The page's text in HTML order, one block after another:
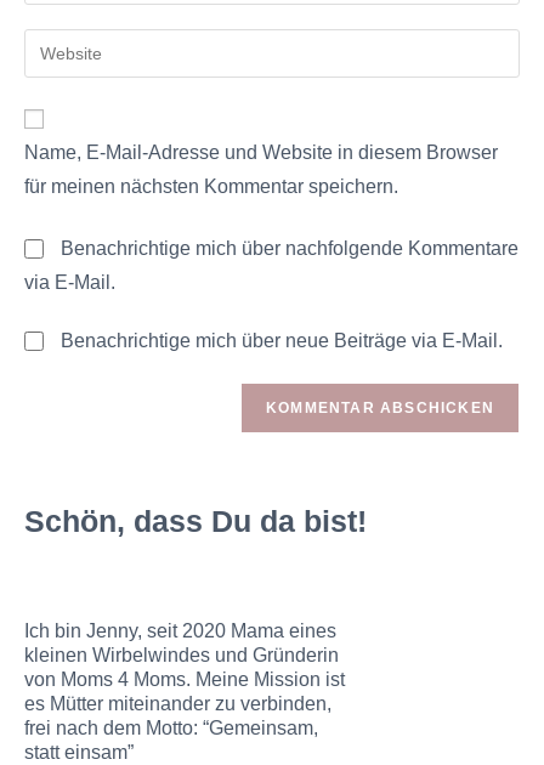
Name, E-Mail-Adresse und Website in diesem Browser
für meinen nächsten Kommentar speichern.
Benachrichtige mich über nachfolgende Kommentare
via E-Mail.
Benachrichtige mich über neue Beiträge via E-Mail.
Schön, dass Du da bist!
Ich bin Jenny, seit 2020 Mama eines
kleinen Wirbelwindes und Gründerin
von Moms 4 Moms. Meine Mission ist
es Mütter miteinander zu verbinden,
frei nach dem Motto: “Gemeinsam,
statt einsam”